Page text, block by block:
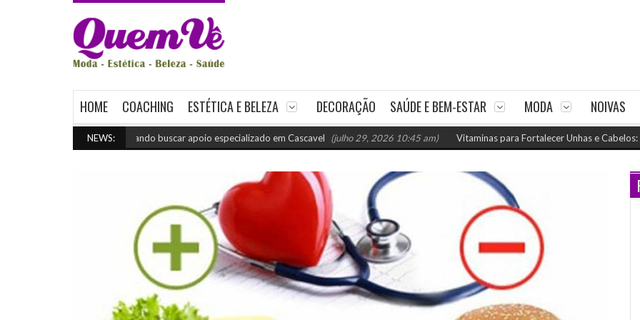
HOME COACHING ESTÉTICA E BELEZA DECORAÇÃO SAÚDE E BEM-ESTAR MODA NOIVAS
NEWS:
Quando buscar apoio especializado em Cascavel (julho 29, 2026 10:45 am) Vitaminas para Fortalecer Unhas e Cabelos: Como